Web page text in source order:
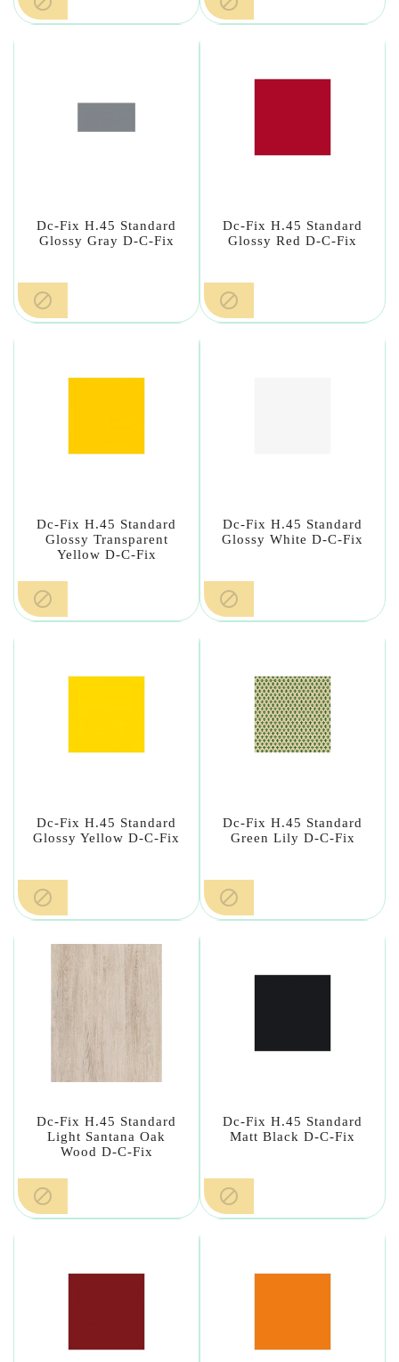
Dc-Fix H.45 Standard
Glossy Gray D-C-Fix

Dc-Fix H.45 Standard
Glossy Red D-C-Fix

Dc-Fix H.45 Standard
Glossy Transparent
Yellow D-C-Fix

Dc-Fix H.45 Standard
Glossy White D-C-Fix

Dc-Fix H.45 Standard
Glossy Yellow D-C-Fix

Dc-Fix H.45 Standard
Green Lily D-C-Fix

Dc-Fix H.45 Standard
Light Santana Oak
Wood D-C-Fix

Dc-Fix H.45 Standard
Matt Black D-C-Fix
